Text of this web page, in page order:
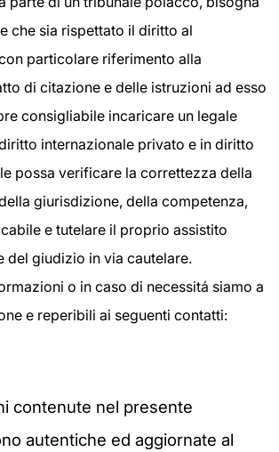
che sia rispettato il diritto al
particolare riferimento alla
di citazione e delle istruzioni ad esso
consigliabile incaricare un legale
internazionale privato e in diritto
possa verificare la correttezza della
giurisdizione, della competenza,
e tutelare il proprio assistito
del giudizio in via cautelare.
o in caso di necessitá siamo a
e reperibili ai seguenti contatti:
contenute nel presente
autentiche ed aggiornate al